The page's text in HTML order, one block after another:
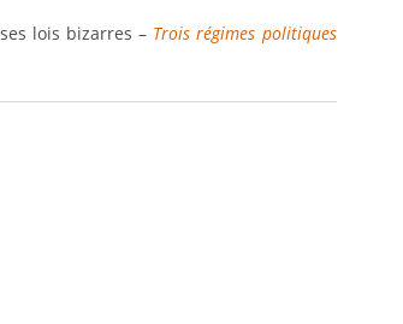
lois bizarres – Trois régimes politiques